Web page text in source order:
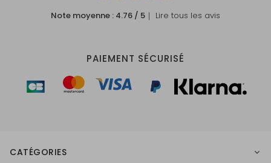
Note moyenne : 4.76 / 5 ｜ Lire tous les avis
PAIEMENT SÉCURISÉ
CATÉGORIES